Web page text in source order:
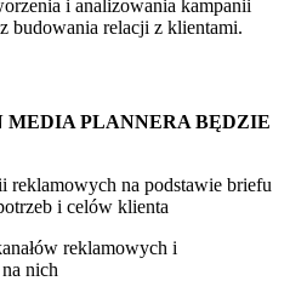
i analizowania kampanii
budowania relacji z klientami.
MEDIA PLANNERA BĘDZIE
reklamowych na podstawie briefu
i celów klienta
reklamowych i
nich